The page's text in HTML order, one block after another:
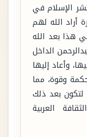
الإسلام في
أراد الله لهم
هذا بعد الله
الداخل
وأعاد إليها
وقوة، مما
لتكون بعد ذلك
العربية